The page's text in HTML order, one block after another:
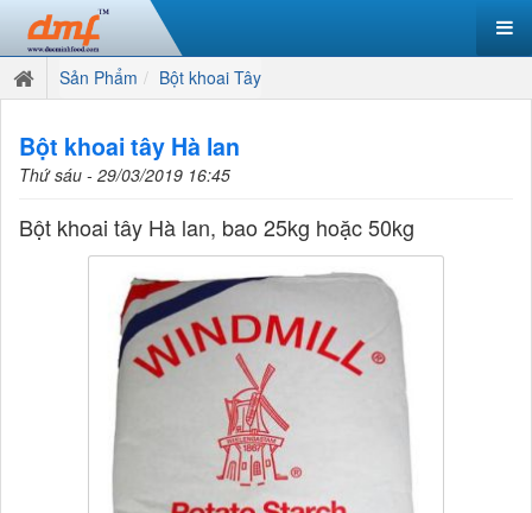
Sản Phẩm Bột khoai Tây
Bột khoai tây Hà lan
Thứ sáu - 29/03/2019 16:45
Bột khoai tây Hà lan, bao 25kg hoặc 50kg